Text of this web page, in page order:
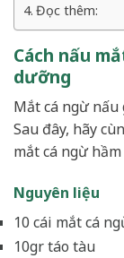
Đọc thêm:
Cách nấu
dưỡng
Mắt cá ngừ
Sau đây, hãy
mắt cá ngừ
Nguyên liệu
10 cái mắt cá
10gr táo tàu